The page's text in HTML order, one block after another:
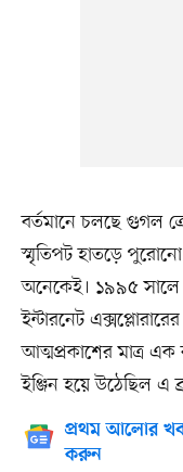
বর্তমানে চলছে গুগল
স্মৃতিপট হাতড়ে
অনেকেই। ১৯৯৫ সালে
ইন্টারনেট
আত্মপ্রকাশের মাত্র এক
ইঞ্জিন হয়ে উঠেছিল এ
প্রথম আলোর
করুন